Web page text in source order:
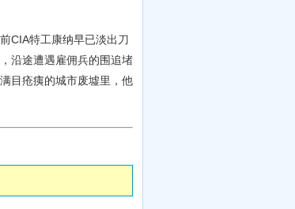
CIA特工康纳早已淡出刀
沿途遭遇雇佣兵的围追堵
目疮痍的城市废墟里，他